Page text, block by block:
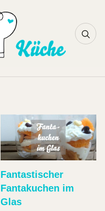
Fantastischer
Fantakuchen im
Glas